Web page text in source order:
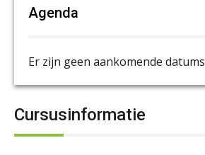
Agenda
Er zijn geen aankomende
Cursusinformatie